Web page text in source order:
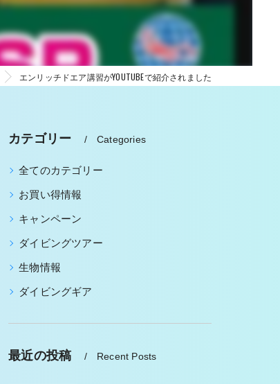
エンリッチドエア講習がYOUTUBEで紹介されました
カテゴリー Categories
全てのカテゴリー
お買い得情報
キャンペーン
ダイビングツアー
生物情報
ダイビングギア
最近の投稿 Recent Posts